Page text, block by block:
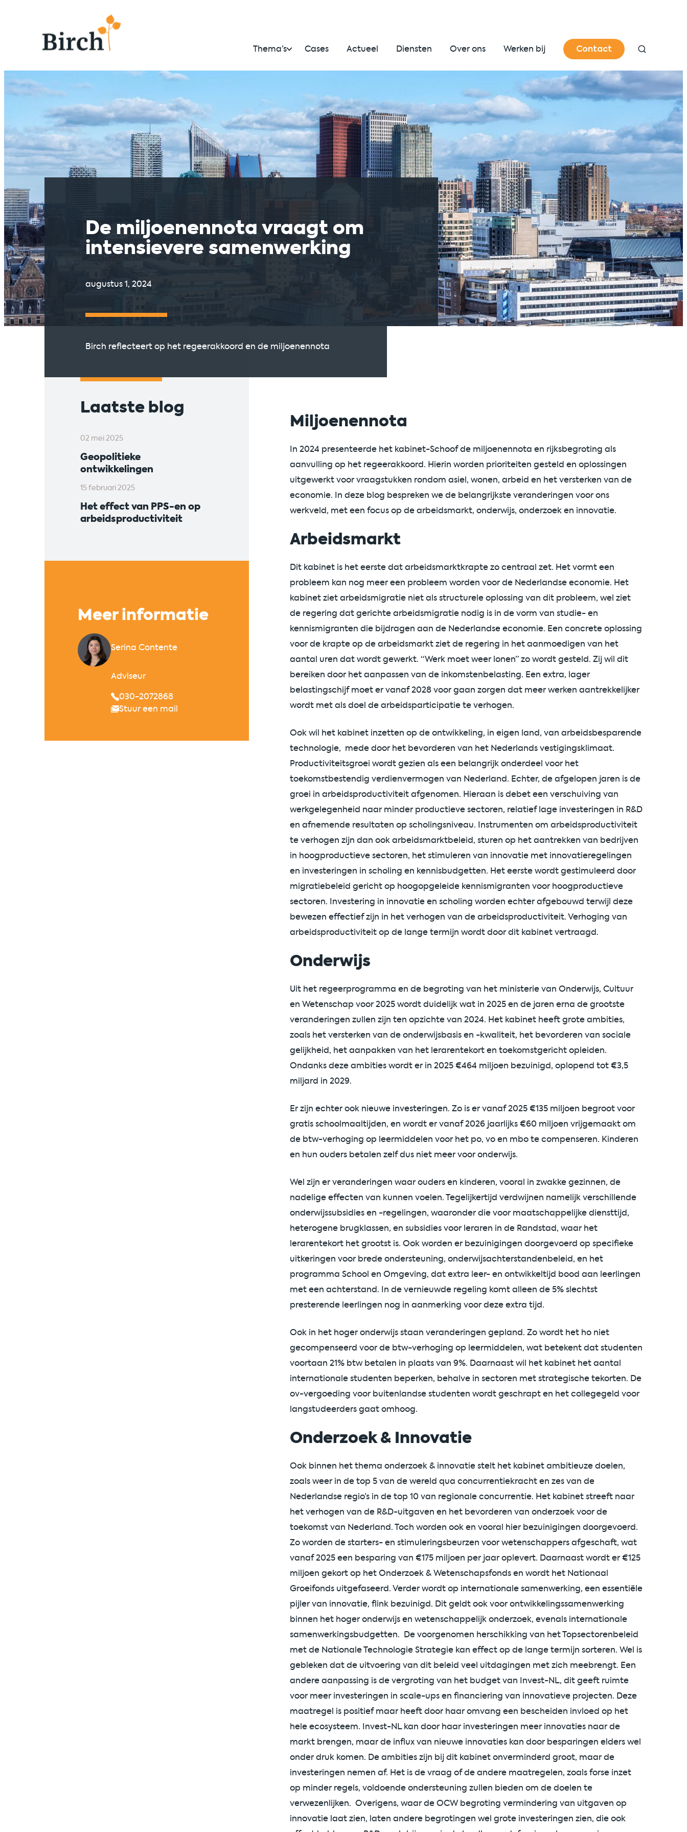
Thema’s Cases Actueel Diensten Over ons Werken bij Contact
De miljoenennota vraagt om
intensievere samenwerking
augustus 1, 2024
Birch reflecteert op het regeerakkoord en de miljoenennota
Laatste blog
02 mei 2025
Geopolitieke
ontwikkelingen
15 februari 2025
Het effect van PPS-en op
arbeidsproductiviteit
Meer informatie
Serina Contente
Adviseur
030-2072868
Stuur een mail
Miljoenennota
In 2024 presenteerde het kabinet-Schoof de miljoenennota en rijksbegroting als
aanvulling op het regeerakkoord. Hierin worden prioriteiten gesteld en oplossingen
uitgewerkt voor vraagstukken rondom asiel, wonen, arbeid en het versterken van de
economie. In deze blog bespreken we de belangrijkste veranderingen voor ons
werkveld, met een focus op de arbeidsmarkt, onderwijs, onderzoek en innovatie.
Arbeidsmarkt
Dit kabinet is het eerste dat arbeidsmarktkrapte zo centraal zet. Het vormt een
probleem kan nog meer een probleem worden voor de Nederlandse economie. Het
kabinet ziet arbeidsmigratie niet als structurele oplossing van dit probleem, wel ziet
de regering dat gerichte arbeidsmigratie nodig is in de vorm van studie- en
kennismigranten die bijdragen aan de Nederlandse economie. Een concrete oplossing
voor de krapte op de arbeidsmarkt ziet de regering in het aanmoedigen van het
aantal uren dat wordt gewerkt. “Werk moet weer lonen” zo wordt gesteld. Zij wil dit
bereiken door het aanpassen van de inkomstenbelasting. Een extra, lager
belastingschijf moet er vanaf 2028 voor gaan zorgen dat meer werken aantrekkelijker
wordt met als doel de arbeidsparticipatie te verhogen.
Ook wil het kabinet inzetten op de ontwikkeling, in eigen land, van arbeidsbesparende
technologie, mede door het bevorderen van het Nederlands vestigingsklimaat.
Productiviteitsgroei wordt gezien als een belangrijk onderdeel voor het
toekomstbestendig verdienvermogen van Nederland. Echter, de afgelopen jaren is de
groei in arbeidsproductiviteit afgenomen. Hieraan is debet een verschuiving van
werkgelegenheid naar minder productieve sectoren, relatief lage investeringen in R&D
en afnemende resultaten op scholingsniveau. Instrumenten om arbeidsproductiviteit
te verhogen zijn dan ook arbeidsmarktbeleid, sturen op het aantrekken van bedrijven
in hoogproductieve sectoren, het stimuleren van innovatie met innovatieregelingen
en investeringen in scholing en kennisbudgetten. Het eerste wordt gestimuleerd door
migratiebeleid gericht op hoogopgeleide kennismigranten voor hoogproductieve
sectoren. Investering in innovatie en scholing worden echter afgebouwd terwijl deze
bewezen effectief zijn in het verhogen van de arbeidsproductiviteit. Verhoging van
arbeidsproductiviteit op de lange termijn wordt door dit kabinet vertraagd.
Onderwijs
Uit het regeerprogramma en de begroting van het ministerie van Onderwijs, Cultuur
en Wetenschap voor 2025 wordt duidelijk wat in 2025 en de jaren erna de grootste
veranderingen zullen zijn ten opzichte van 2024. Het kabinet heeft grote ambities,
zoals het versterken van de onderwijsbasis en -kwaliteit, het bevorderen van sociale
gelijkheid, het aanpakken van het lerarentekort en toekomstgericht opleiden.
Ondanks deze ambities wordt er in 2025 €464 miljoen bezuinigd, oplopend tot €3,5
miljard in 2029.
Er zijn echter ook nieuwe investeringen. Zo is er vanaf 2025 €135 miljoen begroot voor
gratis schoolmaaltijden, en wordt er vanaf 2026 jaarlijks €60 miljoen vrijgemaakt om
de btw-verhoging op leermiddelen voor het po, vo en mbo te compenseren. Kinderen
en hun ouders betalen zelf dus niet meer voor onderwijs.
Wel zijn er veranderingen waar ouders en kinderen, vooral in zwakke gezinnen, de
nadelige effecten van kunnen voelen. Tegelijkertijd verdwijnen namelijk verschillende
onderwijssubsidies en -regelingen, waaronder die voor maatschappelijke diensttijd,
heterogene brugklassen, en subsidies voor leraren in de Randstad, waar het
lerarentekort het grootst is. Ook worden er bezuinigingen doorgevoerd op specifieke
uitkeringen voor brede ondersteuning, onderwijsachterstandenbeleid, en het
programma School en Omgeving, dat extra leer- en ontwikkeltijd bood aan leerlingen
met een achterstand. In de vernieuwde regeling komt alleen de 5% slechtst
presterende leerlingen nog in aanmerking voor deze extra tijd.
Ook in het hoger onderwijs staan veranderingen gepland. Zo wordt het ho niet
gecompenseerd voor de btw-verhoging op leermiddelen, wat betekent dat studenten
voortaan 21% btw betalen in plaats van 9%. Daarnaast wil het kabinet het aantal
internationale studenten beperken, behalve in sectoren met strategische tekorten. De
ov-vergoeding voor buitenlandse studenten wordt geschrapt en het collegegeld voor
langstudeerders gaat omhoog.
Onderzoek & Innovatie
Ook binnen het thema onderzoek & innovatie stelt het kabinet ambitieuze doelen,
zoals weer in de top 5 van de wereld qua concurrentiekracht en zes van de
Nederlandse regio’s in de top 10 van regionale concurrentie. Het kabinet streeft naar
het verhogen van de R&D-uitgaven en het bevorderen van onderzoek voor de
toekomst van Nederland. Toch worden ook en vooral hier bezuinigingen doorgevoerd.
Zo worden de starters- en stimuleringsbeurzen voor wetenschappers afgeschaft, wat
vanaf 2025 een besparing van €175 miljoen per jaar oplevert. Daarnaast wordt er €125
miljoen gekort op het Onderzoek & Wetenschapsfonds en wordt het Nationaal
Groeifonds uitgefaseerd. Verder wordt op internationale samenwerking, een essentiële
pijler van innovatie, flink bezuinigd. Dit geldt ook voor ontwikkelingssamenwerking
binnen het hoger onderwijs en wetenschappelijk onderzoek, evenals internationale
samenwerkingsbudgetten. De voorgenomen herschikking van het Topsectorenbeleid
met de Nationale Technologie Strategie kan effect op de lange termijn sorteren. Wel is
gebleken dat de uitvoering van dit beleid veel uitdagingen met zich meebrengt. Een
andere aanpassing is de vergroting van het budget van Invest-NL, dit geeft ruimte
voor meer investeringen in scale-ups en financiering van innovatieve projecten. Deze
maatregel is positief maar heeft door haar omvang een bescheiden invloed op het
hele ecosysteem. Invest-NL kan door haar investeringen meer innovaties naar de
markt brengen, maar de influx van nieuwe innovaties kan door besparingen elders wel
onder druk komen. De ambities zijn bij dit kabinet onverminderd groot, maar de
investeringen nemen af. Het is de vraag of de andere maatregelen, zoals forse inzet
op minder regels, voldoende ondersteuning zullen bieden om de doelen te
verwezenlijken. Overigens, waar de OCW begroting vermindering van uitgaven op
innovatie laat zien, laten andere begrotingen wel grote investeringen zien, die ook